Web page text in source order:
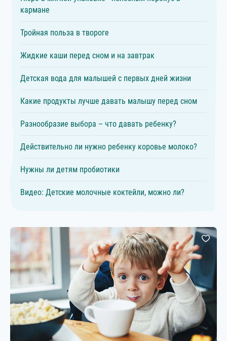
кармане
Тройная польза в твороге
Жидкие каши перед сном и на завтрак
Детская вода для малышей с первых дней жизни
Какие продукты лучше давать малышу перед сном
Разнообразие выбора – что давать ребенку?
Действительно ли нужно ребенку коровье молоко?
Нужны ли детям пробиотики
Видео: Детские молочные коктейли, можно ли?